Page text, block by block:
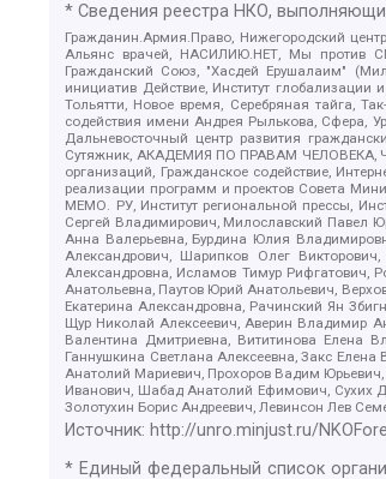
* Сведения реестра НКО,
Гражданин.Армия.Право, Нижегородский
Альянс врачей, НАСИЛИЮ.НЕТ, Мы против
Гражданский Союз, "Хасдей Ерушалаим"
инициатив Действие, Институт
Тольятти, Новое время, Серебряная тайга,
содействия имени Андрея Рылькова, Сфера,
Дальневосточный центр развития
Сутяжник, АКАДЕМИЯ ПО ПРАВАМ ЧЕЛОВЕКА,
организаций, Гражданское содействие,
реализации программ и проектов Совета
МЕМО. РУ, Институт региональной прессы,
Сергей Владимирович, Милославский Павел
Анна Валерьевна, Бурдина Юлия
Александрович, Шарипков Олег
Александровна, Исламов Тимур Рифгатович,
Анатольевна, Паутов Юрий Анатольевич,
Екатерина Александровна, Рачинский Ян
Щур Николай Алексеевич, Аверин Владимир
Валентина Дмитриевна, Вититинова Елена
Ганнушкина Светлана Алексеевна, Закс
Анатолий Мариевич, Прохоров Вадим
Иванович, Шабад Анатолий Ефимович, Сухих
Золотухин Борис Андреевич, Левинсон Лев
Источник: http://unro.minjust.ru/
* Единый федеральный список